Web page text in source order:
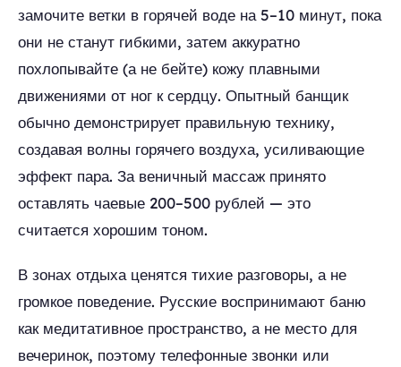
замочите ветки в горячей воде на 5–10 минут, пока
они не станут гибкими, затем аккуратно
похлопывайте (а не бейте) кожу плавными
движениями от ног к сердцу. Опытный банщик
обычно демонстрирует правильную технику,
создавая волны горячего воздуха, усиливающие
эффект пара. За веничный массаж принято
оставлять чаевые 200–500 рублей — это
считается хорошим тоном.
В зонах отдыха ценятся тихие разговоры, а не
громкое поведение. Русские воспринимают баню
как медитативное пространство, а не место для
вечеринок, поэтому телефонные звонки или